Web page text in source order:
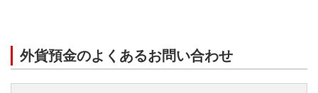
外貨預金のよくあるお問い合わせ